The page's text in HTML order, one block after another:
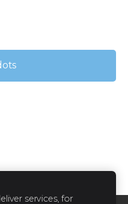
services, for